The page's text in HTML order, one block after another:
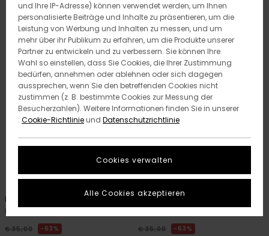
Direkt
Filterkriterien
springen
Überspringen
filtern
nach
ORGANIC COTTON
Home Team
Männer Grün T-Shirt
€ 35,00 63%
2 ORGANIC COTTON
Pool Draining
€ 35,00 63%
und Ihre IP-Adresse) können verwendet werden, um Ihnen
personalisierte Beiträge und Inhalte zu präsentieren, um die
Leistung von Werbung und Inhalten zu messen, und um
mehr über ihr Publikum zu erfahren, um die Produkte unserer
Partner zu entwickeln und zu verbessern. Sie können Ihre
Wahl so einstellen, dass Sie Cookies, die Ihrer Zustimmung
bedürfen, annehmen oder ablehnen oder sich dagegen
aussprechen, wenn Sie den betreffenden Cookies nicht
zustimmen (z. B. bestimmte Cookies zur Messung der
Besucherzahlen). Weitere Informationen finden Sie in unserer
: Cookie-Richtlinieund Datenschutzrichtlinie
Cookies verwalten
Alle Cookies akzeptieren